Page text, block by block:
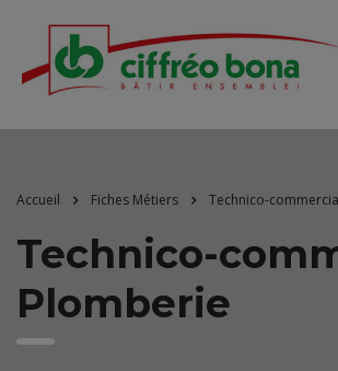
Accueil Fiches Métiers Technico-
Technico-
Plomberie